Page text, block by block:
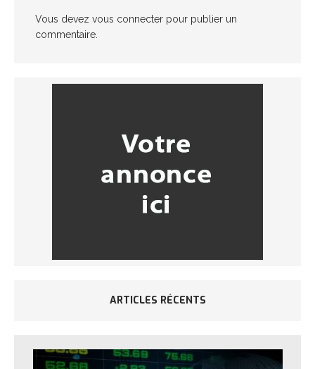
Vous devez vous connecter pour publier un
commentaire.
ARTICLES RÉCENTS